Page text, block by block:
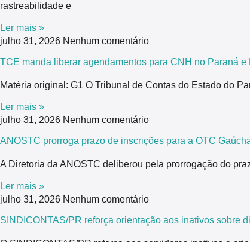
rastreabilidade e
Ler mais »
julho 31, 2026 Nenhum comentário
TCE manda liberar agendamentos para CNH no Paraná
Matéria original: G1 O Tribunal de Contas do Estado do
Ler mais »
julho 31, 2026 Nenhum comentário
ANOSTC prorroga prazo de inscrições para a OTC
A Diretoria da ANOSTC deliberou pela prorrogação do
Ler mais »
julho 31, 2026 Nenhum comentário
SINDICONTAS/PR reforça orientação aos inativos sobre